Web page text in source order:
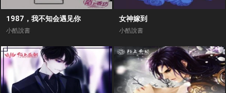
1987，我不知会遇见你
小酷說書
女神嫁到
小酷說書